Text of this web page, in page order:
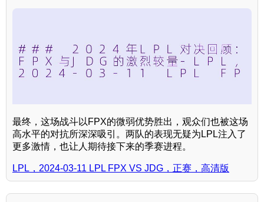
最终，这场战斗以FPX的微弱优势胜出，观众们也被这场
高水平的对抗所深深吸引。两队的表现无疑为LPL注入了
更多激情，也让人期待接下来的季赛进程。
LPL，2024-03-11 LPL FPX VS JDG，正赛，高清版